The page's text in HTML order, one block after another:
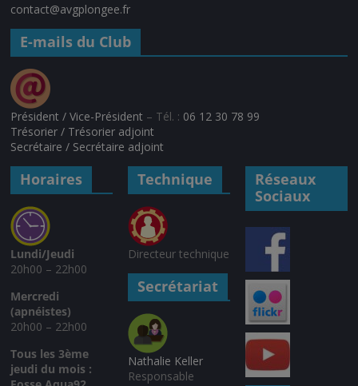
contact@avgplongee.fr
E-mails du Club
Président / Vice-Président – Tél. : 06 12 30 78 99
Trésorier / Trésorier adjoint
Secrétaire / Secrétaire adjoint
Horaires
Lundi/Jeudi
20h00 – 22h00
Mercredi
(apnéistes)
20h00 – 22h00
Tous les 3ème
jeudi du mois :
Technique
Directeur technique
Secrétariat
Nathalie Keller
Responsable
Réseaux
Sociaux